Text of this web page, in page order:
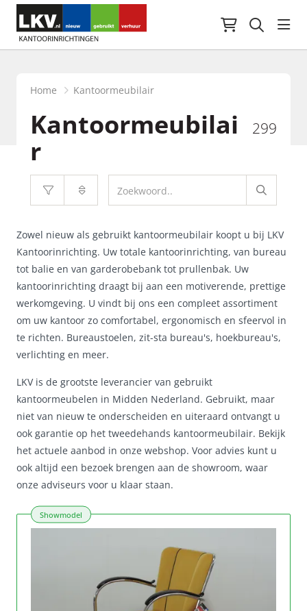
Home Kantoormeubilair
Kantoormeubilai
r
299
Zowel nieuw als gebruikt kantoormeubilair koopt u bij LKV
Kantoorinrichting. Uw totale kantoorinrichting, van bureau
tot balie en van garderobebank tot prullenbak. Uw
kantoorinrichting draagt bij aan een motiverende, prettige
werkomgeving. U vindt bij ons een compleet assortiment
om uw kantoor zo comfortabel, ergonomisch en sfeervol in
te richten. Bureaustoelen, zit-sta bureau's, hoekbureau's,
verlichting en meer.
LKV is de grootste leverancier van gebruikt
kantoormeubelen in Midden Nederland. Gebruikt, maar
niet van nieuw te onderscheiden en uiteraard ontvangt u
ook garantie op het tweedehands kantoormeubilair. Bekijk
het actuele aanbod in onze webshop. Voor advies kunt u
ook altijd een bezoek brengen aan de showroom, waar
onze adviseurs voor u klaar staan.
Showmodel